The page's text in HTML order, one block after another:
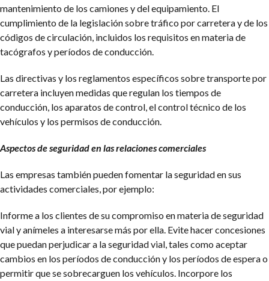
mantenimiento de los camiones y del equipamiento. El
cumplimiento de la legislación sobre tráfico por carretera y de los
códigos de circulación, incluidos los requisitos en materia de
tacógrafos y períodos de conducción.
Las directivas y los reglamentos específicos sobre transporte por
carretera incluyen medidas que regulan los tiempos de
conducción, los aparatos de control, el control técnico de los
vehículos y los permisos de conducción.
Aspectos de seguridad en las relaciones comerciales
Las empresas también pueden fomentar la seguridad en sus
actividades comerciales, por ejemplo:
Informe a los clientes de su compromiso en materia de seguridad
vial y anímeles a interesarse más por ella. Evite hacer concesiones
que puedan perjudicar a la seguridad vial, tales como aceptar
cambios en los períodos de conducción y los períodos de espera o
permitir que se sobrecarguen los vehículos. Incorpore los